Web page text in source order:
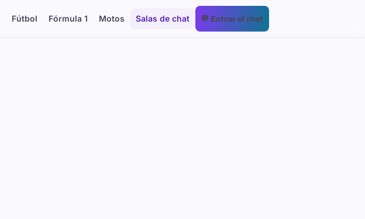
Fútbol Fórmula 1 Motos Salas de chat 💬 Entrar al chat